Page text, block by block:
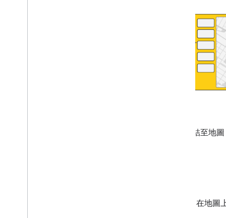
已連結至地圖
如果您使用 Routes Preferred API 在地